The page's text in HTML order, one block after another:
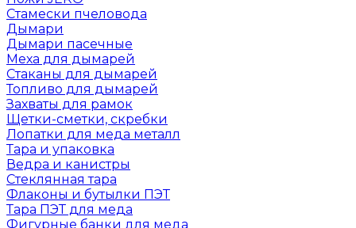
Стамески пчеловода
Дымари
Дымари пасечные
Меха для дымарей
Стаканы для дымарей
Топливо для дымарей
Захваты для рамок
Щетки-сметки, скребки
Лопатки для меда металл
Тара и упаковка
Ведра и канистры
Стеклянная тара
Флаконы и бутылки ПЭТ
Тара ПЭТ для меда
Фигурные банки для меда